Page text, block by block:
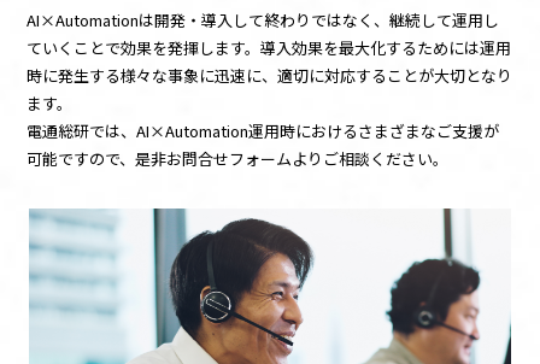
資料ダウンロード
お問い合わせ
このサイトについて
AI×Automationは開発・導入して終わりではなく、継続して運用し
ていくことで効果を発揮します。導入効果を最大化するためには運用
時に発生する様々な事象に迅速に、適切に対応することが大切となり
ます。
電通総研では、AI×Automation運用時におけるさまざまなご支援が
可能ですので、是非お問合せフォームよりご相談ください。